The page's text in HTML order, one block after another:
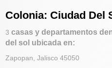
Colonia: Ciudad Del
3 casas y departamentos
del sol ubicada en:
Zapopan, Jalisco 45050